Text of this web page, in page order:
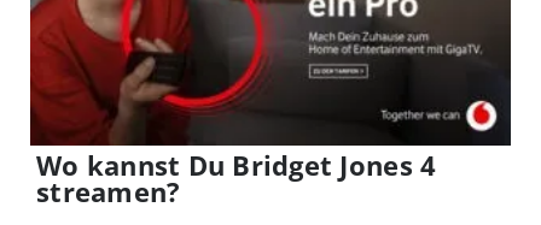
Wo kannst Du Bridget Jones 4
streamen?